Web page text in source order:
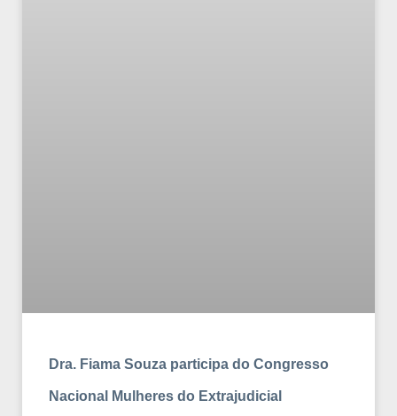
Dra. Fiama Souza participa do Congresso
Nacional Mulheres do Extrajudicial